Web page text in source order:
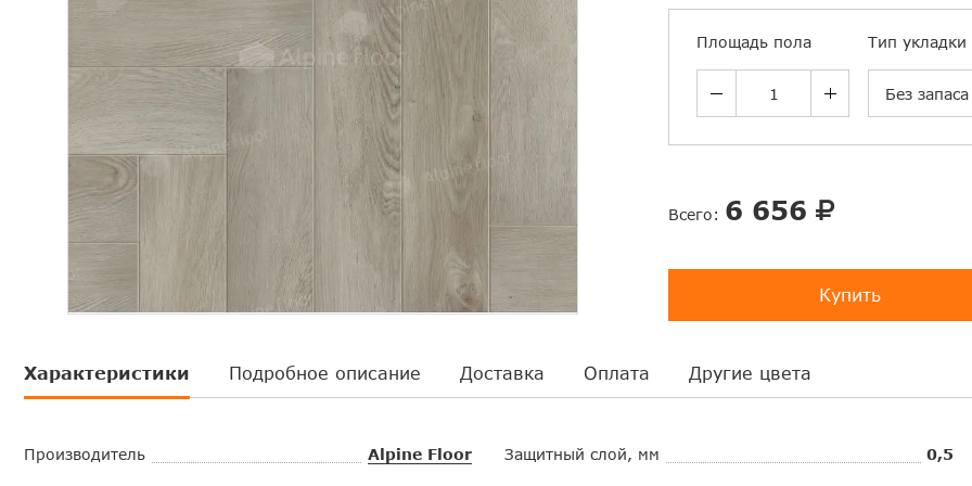
Площадь пола Тип укладки
Без запаса
Всего: 6 656
Купить
Характеристики Подробное описание Доставка Оплата Другие цвета
Производитель Alpine Floor Защитный слой, мм 0,5